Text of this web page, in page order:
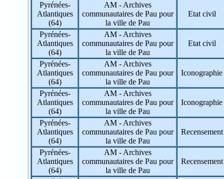
Pyrénées-
Atlantiques
(64)
AM - Archives
communautaires de Pau pour
la ville de Pau
Etat civil
Pyrénées-
Atlantiques
(64)
AM - Archives
communautaires de Pau pour
la ville de Pau
Etat civil
Pyrénées-
Atlantiques
(64)
AM - Archives
communautaires de Pau pour
la ville de Pau
Iconographie
Pyrénées-
Atlantiques
(64)
AM - Archives
communautaires de Pau pour
la ville de Pau
Iconographie
Pyrénées-
Atlantiques
(64)
AM - Archives
communautaires de Pau pour
la ville de Pau
Recensement
Pyrénées-
Atlantiques
(64)
AM - Archives
communautaires de Pau pour
la ville de Pau
Recensement